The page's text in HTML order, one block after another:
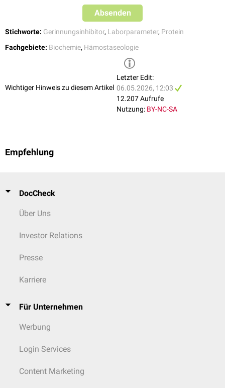
Absenden
Stichworte: Gerinnungsinhibitor, Laborparameter, Protein
Fachgebiete: Biochemie, Hämostaseologie
Wichtiger Hinweis zu diesem Artikel
Letzter Edit:
06.05.2026, 12:03
12.207 Aufrufe
Nutzung: BY-NC-SA
Empfehlung
DocCheck
Über Uns
Investor Relations
Presse
Karriere
Für Unternehmen
Werbung
Login Services
Content Marketing